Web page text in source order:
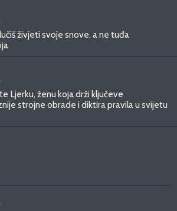
živjeti svoje snove, a ne tuđa
Ljerku, ženu koja drži ključeve
strojne obrade i diktira pravila u svijetu